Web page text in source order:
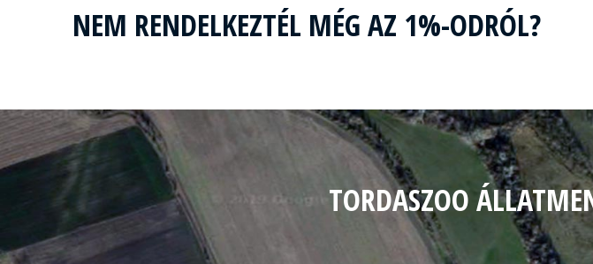
NEM RENDELKEZTÉL MÉG AZ 1%-ODRÓL?
TORDASZOO